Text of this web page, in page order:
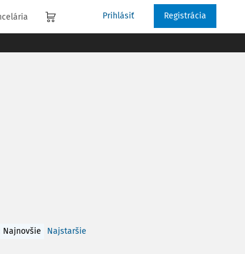
Prihlásiť Registrácia
Najnovšie Najstaršie